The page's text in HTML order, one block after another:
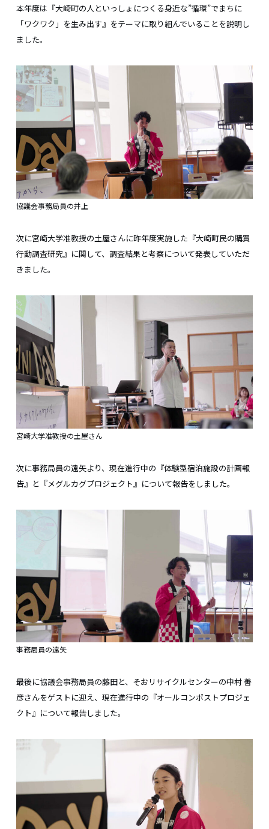
本年度は『大崎町の人といっしょにつくる身近な”循環”でまちに
「ワクワク」を生み出す』をテーマに取り組んでいることを説明し
ました。
協議会事務局員の井上
次に宮崎大学准教授の土屋さんに昨年度実施した『大崎町民の購買
行動調査研究』に関して、調査結果と考察について発表していただ
きました。
宮崎大学准教授の土屋さん
次に事務局員の遠矢より、現在進行中の『体験型宿泊施設の計画報
告』と『メグルカグプロジェクト』について報告をしました。
事務局員の遠矢
最後に協議会事務局員の藤田と、そおリサイクルセンターの中村 善
彦さんをゲストに迎え、現在進行中の『オールコンポストプロジェ
クト』について報告しました。